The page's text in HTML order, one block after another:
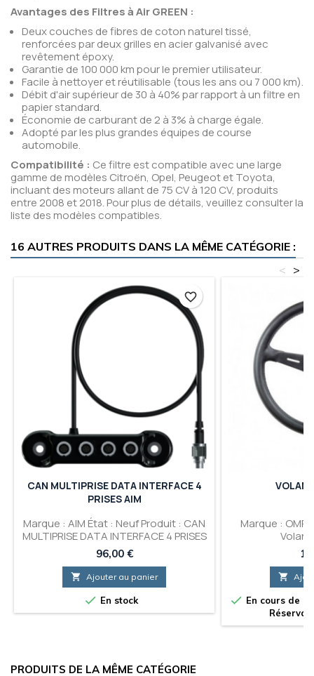
Avantages des Filtres à Air GREEN :
Deux couches de fibres de coton naturel tissé,
renforcées par deux grilles en acier galvanisé avec
revêtement époxy.
Garantie de 100 000 km pour le premier utilisateur.
Facile à nettoyer et réutilisable (tous les ans ou 7 000 km).
Débit d'air supérieur de 30 à 40% par rapport à un filtre en
papier standard.
Économie de carburant de 2 à 3% à charge égale.
Adopté par les plus grandes équipes de course
automobile.
Compatibilité : Ce filtre est compatible avec une large
gamme de modèles Citroën, Opel, Peugeot et Toyota,
incluant des moteurs allant de 75 CV à 120 CV, produits
entre 2008 et 2018. Pour plus de détails, veuillez consulter la
liste des modèles compatibles.
16 AUTRES PRODUITS DANS LA MÊME CATÉGORIE :
>
<
CAN MULTIPRISE DATA INTERFACE 4
PRISES AIM
Marque : AIM État : Neuf Produit : CAN
MULTIPRISE DATA INTERFACE 4 PRISES
AIM
Prix
96,00 €
 Ajouter au panier
 En stock
favorite_border
Marque : OMP
Volant

 En cours de
PRODUITS DE LA MÊME CATÉGORIE